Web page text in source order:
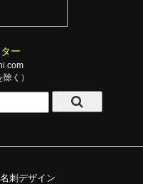
ー
く）
刺デザイン